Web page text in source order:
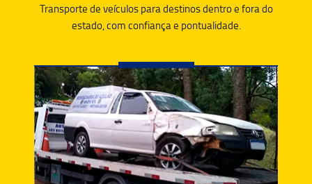
Transporte de veículos para destinos dentro e fora do
estado, com confiança e pontualidade.